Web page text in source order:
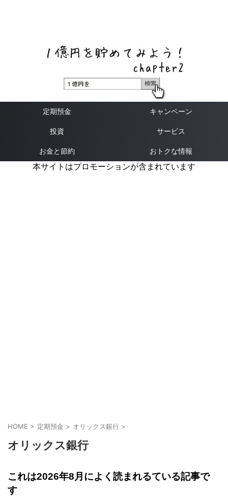
定期預金 キャンペーン
投資 サービス
お金と節約 おトクな情報
本サイトはプロモーションが含まれています
HOME > 定期預金 > オリックス銀行 >
オリックス銀行
これは2026年8月によく読まれるている記事で
す